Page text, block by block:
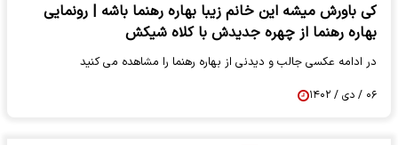
کی باورش میشه این خانم زیبا بهاره رهنما باشه | رونمایی
بهاره رهنما از چهره جدیدش با کلاه شیکش
در ادامه عکسی جالب و دیدنی از بهاره رهنما را مشاهده می کنید
۰۶ / دی / ۱۴۰۲